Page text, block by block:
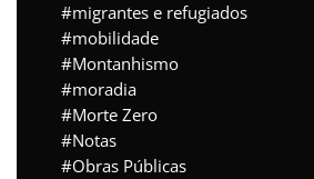
migrantes e refugiados
mobilidade
Montanhismo
moradia
Morte Zero
Notas
Obras Públicas